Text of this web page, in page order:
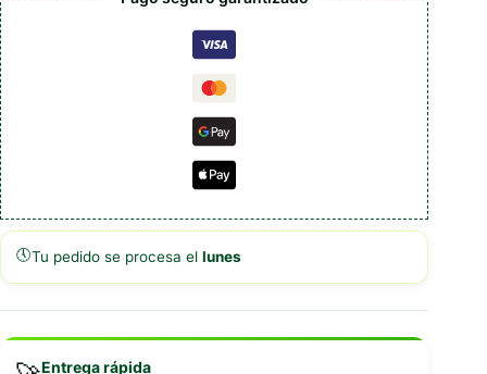
🕔Tu pedido se procesa el lunes
Entrega rápida